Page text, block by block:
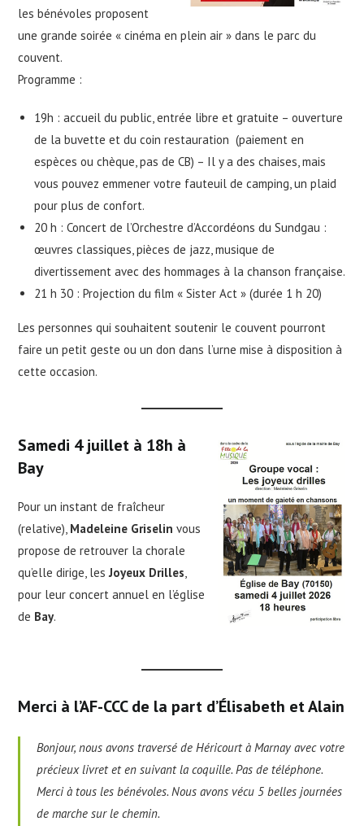
les bénévoles proposent
une grande soirée « cinéma en plein air » dans le parc du
couvent.
Programme :
19h : accueil du public, entrée libre et gratuite – ouverture
de la buvette et du coin restauration (paiement en
espèces ou chèque, pas de CB) – Il y a des chaises, mais
vous pouvez emmener votre fauteuil de camping, un plaid
pour plus de confort.
20 h : Concert de l’Orchestre d’Accordéons du Sundgau :
œuvres classiques, pièces de jazz, musique de
divertissement avec des hommages à la chanson française.
21 h 30 : Projection du film « Sister Act » (durée 1 h 20)
Les personnes qui souhaitent soutenir le couvent pourront
faire un petit geste ou un don dans l’urne mise à disposition à
cette occasion.
Samedi 4 juillet à 18h à
Bay
Pour un instant de fraîcheur
(relative), Madeleine Griselin vous
propose de retrouver la chorale
qu’elle dirige, lesJoyeux Drilles,
pour leur concert annuel en l’église
de Bay.
Merci à l’AF-CCC de la part d’Élisabeth et Alain
Bonjour, nous avons traversé de Héricourt à Marnay avec votre
précieux livret et en suivant la coquille. Pas de téléphone.
Merci à tous les bénévoles. Nous avons vécu 5 belles journées
de marche sur le chemin.